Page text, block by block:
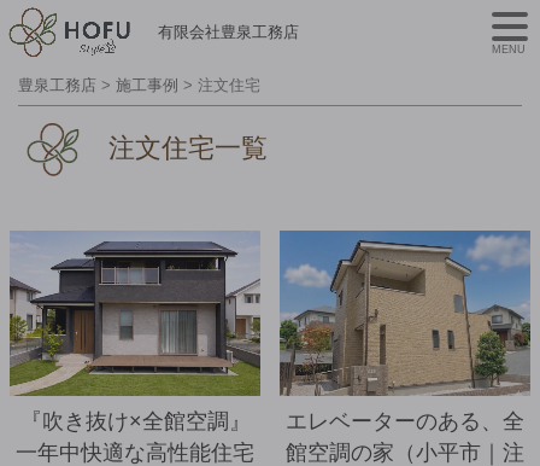
有限会社豊泉工務店
豊泉工務店 > 施工事例 > 注文住宅
注文住宅一覧
『吹き抜け×全館空調』
一年中快適な高性能住宅
エレベーターのある、全
館空調の家（小平市｜注
詳細を見る
MENU